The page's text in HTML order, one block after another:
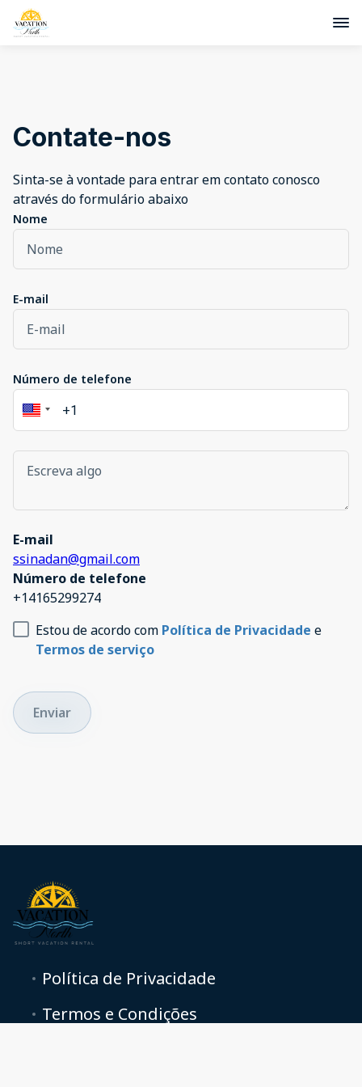
Contate-nos
Sinta-se à vontade para entrar em contato conosco
através do formulário abaixo
Nome
E-mail
Número de telefone
E-mail
ssinadan@gmail.com
Número de telefone
+14165299274
Estou de acordo com Política de Privacidade e
Termos de serviço
Enviar
Política de Privacidade
Termos e Condições